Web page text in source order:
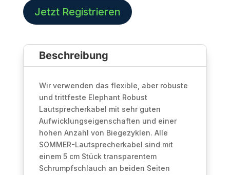
2000
|
x
mm²
NEUTRIK®
Menge
Jetzt Registrieren
Beschreibung
Wir verwenden das flexible, aber robuste
und trittfeste Elephant Robust
Lautsprecherkabel mit sehr guten
Aufwicklungseigenschaften und einer
hohen Anzahl von Biegezyklen. Alle
SOMMER-Lautsprecherkabel sind mit
einem 5 cm Stück transparentem
Schrumpfschlauch an beiden Seiten